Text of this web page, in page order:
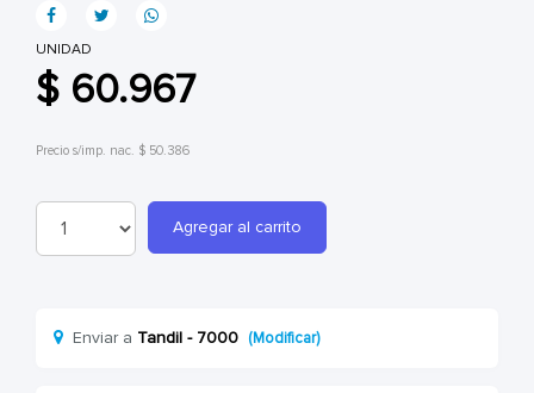
UNIDAD
$ 60.967
Precio s/imp. nac. $ 50.386
Agregar al carrito
Enviar a Tandil - 7000 (Modificar)